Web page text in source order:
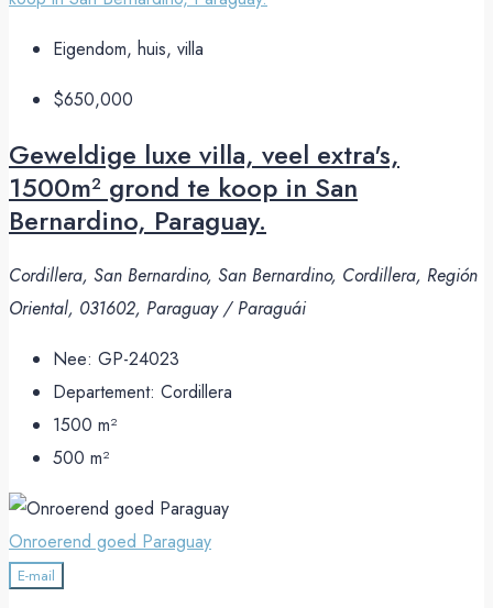
Eigendom, huis, villa
$650,000
Geweldige luxe villa, veel extra's,
1500m² grond te koop in San
Bernardino, Paraguay.
Cordillera, San Bernardino, San Bernardino, Cordillera, Región
Oriental, 031602, Paraguay / Paraguái
Nee: GP-24023
Departement: Cordillera
1500 m²
500 m²
Onroerend goed Paraguay
E-mail